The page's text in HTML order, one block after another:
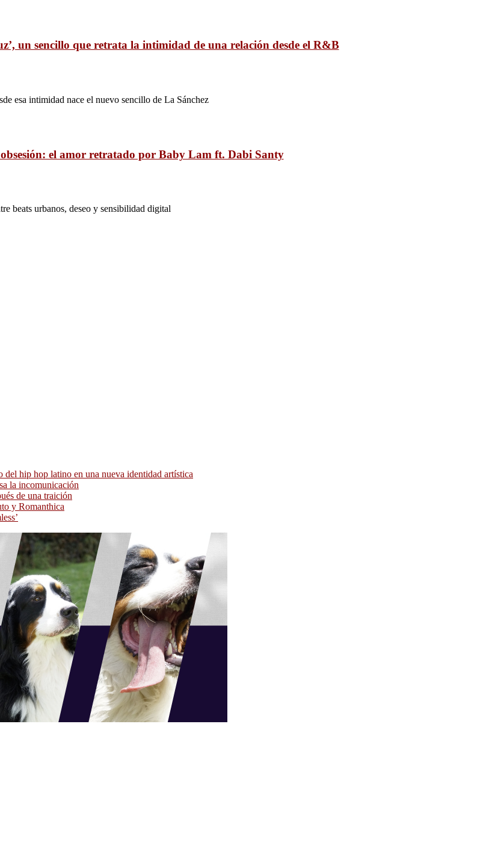
un sencillo que retrata la intimidad de una relación desde el R&B
esa intimidad nace el nuevo sencillo de La Sánchez
el amor retratado por Baby Lam ft. Dabi Santy
beats urbanos, deseo y sensibilidad digital
del hip hop latino en una nueva identidad artística
la incomunicación
de una traición
y Romanthica